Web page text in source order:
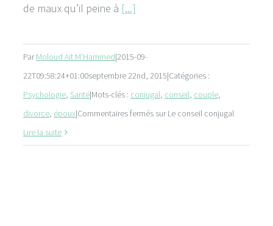
de maux qu’il peine à [...]
ParMoloud Ait M'Hammed|2015-09-
22T09:58:24+01:00septembre 22nd, 2015|Catégories :
Psychologie, Santé|Mots-clés : conjugal, conseil, couple,
divorce, époux|Commentaires fermés sur Le conseil conjugal
Lire la suite